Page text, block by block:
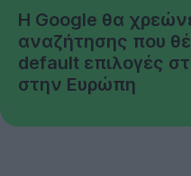
Η Google θα
αναζήτησης που
default επιλογές
στην Ευρώπη